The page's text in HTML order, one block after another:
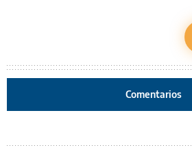
Comentarios